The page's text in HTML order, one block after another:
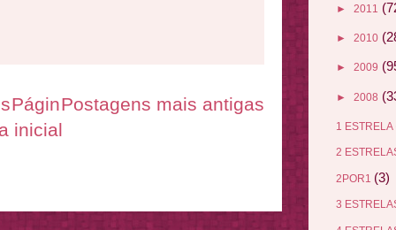
Postagens mais antigas
Págin
inicial
► 2011
► 2010
► 2009
► 2008
1 ESTRELA
2
2POR1 (3)
3